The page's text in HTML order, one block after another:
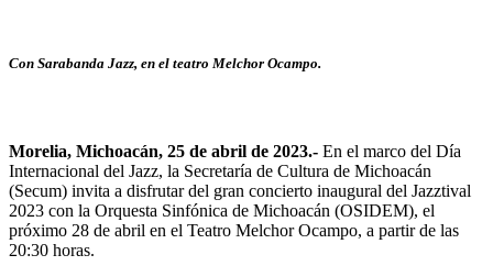
Con Sarabanda Jazz, en el teatro Melchor Ocampo.
Morelia, Michoacán, 25 de abril de 2023.- En el marco del Día
Internacional del Jazz, la Secretaría de Cultura de Michoacán
(Secum) invita a disfrutar del gran concierto inaugural del Jazztival
2023 con la Orquesta Sinfónica de Michoacán (OSIDEM), el
próximo 28 de abril en el Teatro Melchor Ocampo, a partir de las
20:30 horas.